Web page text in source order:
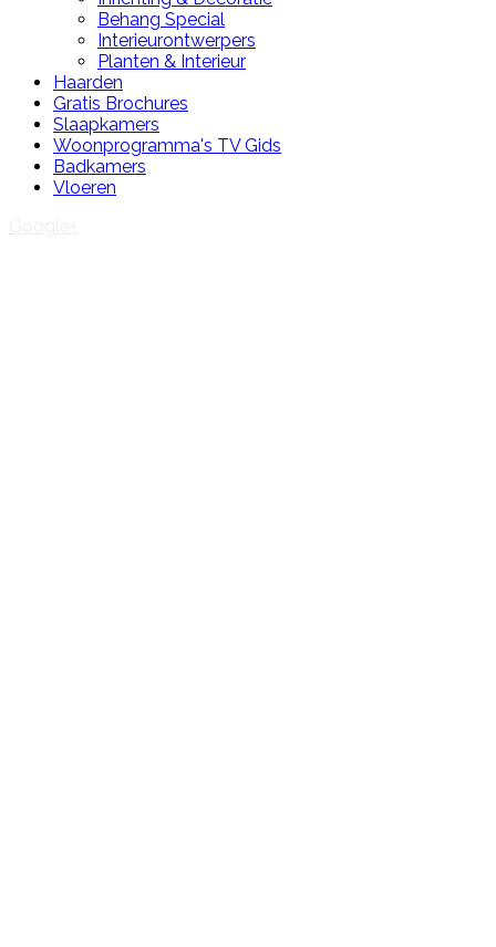
Behang Special
Interieurontwerpers
Planten & Interieur
Haarden
Gratis Brochures
Slaapkamers
Woonprogramma's TV Gids
Badkamers
Vloeren